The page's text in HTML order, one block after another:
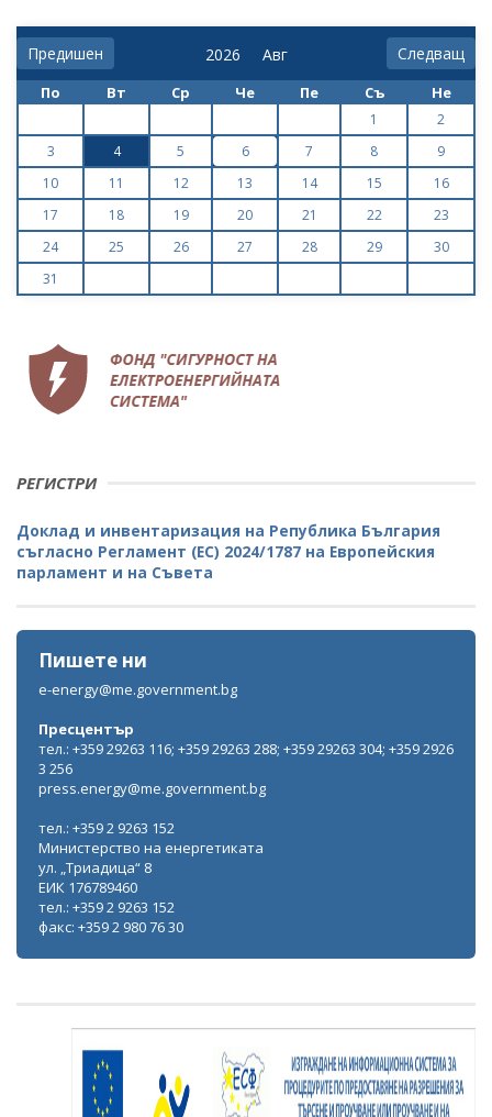
Предишен Следващ
По Вт Ср Че Пе Съ Не
1
2
3
4 5 6 7 8
9
10
11 12 13 14 15
16
17
18 19 20 21 22
23
24
25 26 27 28 29
30
31
РЕГИСТРИ
Доклад и инвентаризация на Република България
съгласно Регламент (ЕС) 2024/1787 на Европейския
парламент и на Съвета
Пишете ни
e-energy@me.government.bg
Пресцентър
тел.: +359 29263 116; +359 29263 288; +359 29263 304; +359 2926
3 256
press.energy@me.government.bg
тел.: +359 2 9263 152
Министерство на енергетиката
ул. „Триадица“ 8
ЕИК 176789460
тел.: +359 2 9263 152
факс: +359 2 980 76 30